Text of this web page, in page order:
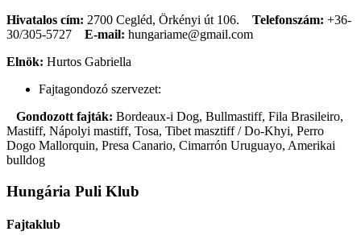
Hivatalos cím: 2700 Cegléd, Örkényi út 106. Telefonszám: +36-
30/305-5727
E-mail: hungariame@gmail.com
Elnök: Hurtos Gabriella
Fajtagondozó szervezet:
Gondozott fajták: Bordeaux-i Dog, Bullmastiff, Fila Brasileiro,
Mastiff, Nápolyi mastiff, Tosa, Tibet masztiff / Do-Khyi, Perro
Dogo Mallorquin, Presa Canario, Cimarrón Uruguayo, Amerikai
bulldog
Hungária Puli Klub
Fajtaklub